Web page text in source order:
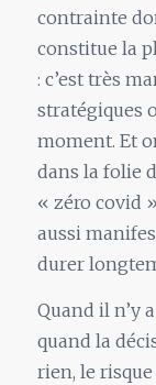
contrainte
constitue la
: c’est très
stratégiques
moment. Et
dans la folie
« zéro covid
aussi
durer
Quand il n’y
quand la
rien, le